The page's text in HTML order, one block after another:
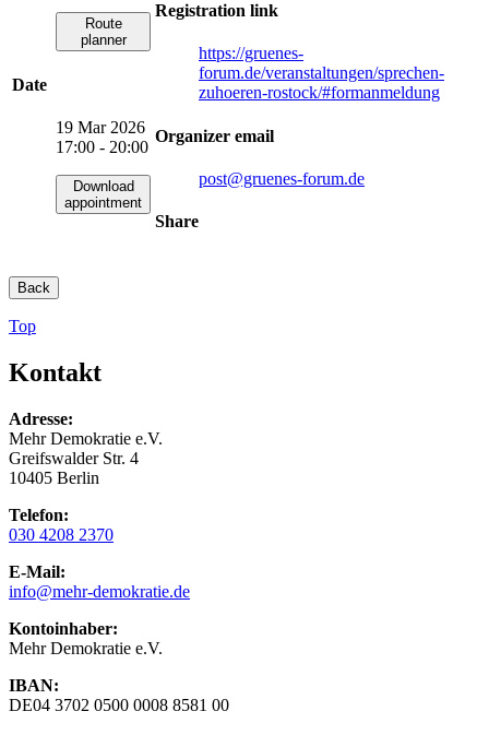
Route
planner
Date
19 Mar 2026
17:00 - 20:00
Download
appointment
Registration link
https://gruenes-
forum.de/veranstaltungen/sprechen-
zuhoeren-rostock/#formanmeldung
Organizer email
post@gruenes-forum.de
Share
Back
Top
Kontakt
Adresse:
Mehr Demokratie e.V.
Greifswalder Str. 4
10405 Berlin
Telefon:
030 4208 2370
E-Mail:
info@mehr-demokratie.de
Kontoinhaber:
Mehr Demokratie e.V.
IBAN:
DE04 3702 0500 0008 8581 00